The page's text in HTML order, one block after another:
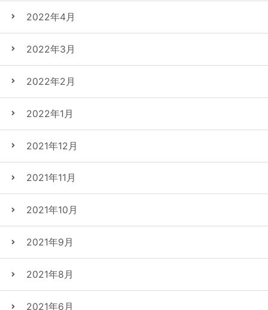
2022年4月
2022年3月
2022年2月
2022年1月
2021年12月
2021年11月
2021年10月
2021年9月
2021年8月
2021年6月